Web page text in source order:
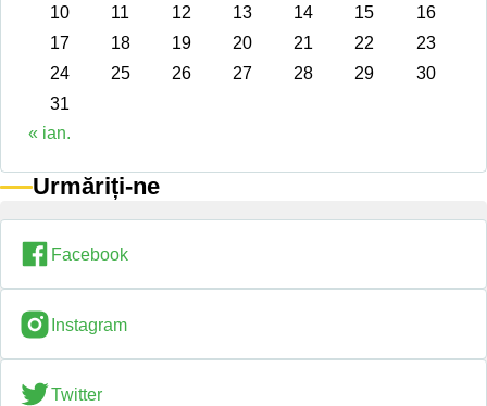
10
11 12 13 14 15
16
17
18 19 20 21 22
23
24
25 26 27 28 29
30
31
« ian.
Urmăriți-ne
Facebook
Instagram
Twitter